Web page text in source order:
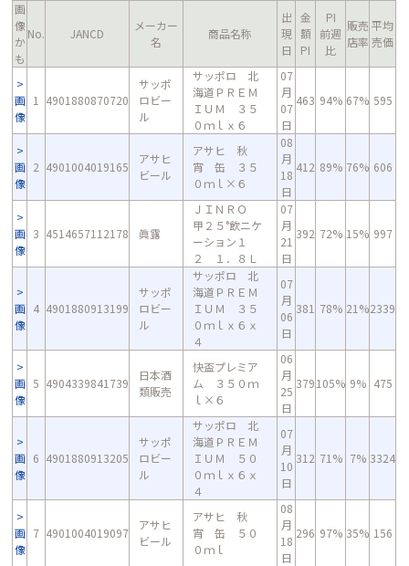
画
像
か
も
No. JANCD
メーカー
名
商品名称
出
現
日
金
額
PI
PI
前週
比
販売
店率
平均
売価
画
像
1 4901880870720
サッポ
ロビー
ル
サッポロ 北
海道ＰＲＥＭ
ＩＵＭ ３５
０ｍｌｘ６
07
月
07
日
463 94% 67% 595
画
像
2 4901004019165
アサヒ
ビール
アサヒ 秋
宵 缶 ３５
０ｍｌ×６
08
月
18
日
412 89% 76% 606
画
像
3 4514657112178 眞露
ＪＩＮＲＯ
甲２５°飲ニケ
ーション１
２ １．８Ｌ
07
月
21
日
392 72% 15% 997
画
像
4 4901880913199
サッポ
ロビー
ル
サッポロ 北
海道ＰＲＥＭ
ＩＵＭ ３５
０ｍｌｘ６ｘ
４
07
月
06
日
381 78% 21%2339
画
像
5 4904339841739
日本酒
類販売
快盃プレミア
ム ３５０ｍ
ｌ×６
06
月
25
日
379105% 9% 475
画
像
6 4901880913205
サッポ
ロビー
ル
サッポロ 北
海道ＰＲＥＭ
ＩＵＭ ５０
０ｍｌｘ６ｘ
４
07
月
10
日
312 71% 7% 3324
画
像
7 4901004019097
アサヒ
ビール
アサヒ 秋
宵 缶 ５０
０ｍｌ
08
月
18
日
296 97% 35% 156